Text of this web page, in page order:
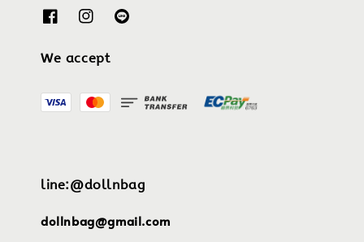
We accept
line:@dollnbag
dollnbag@gmail.com